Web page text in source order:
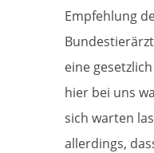
Empfehlung
eine
hier bei uns
sich warten
allerdings,